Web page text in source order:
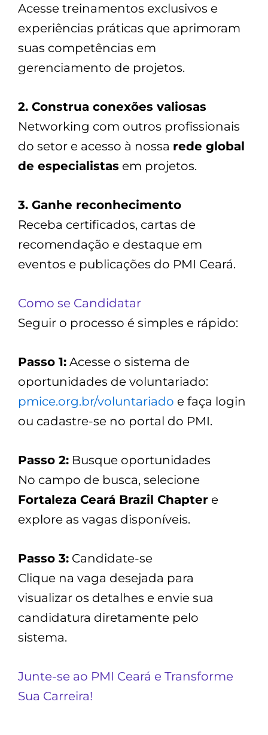
Acesse treinamentos exclusivos e
experiências práticas que aprimoram
suas competências em
gerenciamento de projetos.
2. Construa conexões valiosas
Networking com outros profissionais
do setor e acesso à nossa rede global
de especialistas em projetos.
3. Ganhe reconhecimento
Receba certificados, cartas de
recomendação e destaque em
eventos e publicações do PMI Ceará.
Como se Candidatar
Seguir o processo é simples e rápido:
Passo 1: Acesse o sistema de
oportunidades de voluntariado:
pmice.org.br/voluntariado e faça login
ou cadastre-se no portal do PMI.
Passo 2: Busque oportunidades
No campo de busca, selecione
Fortaleza Ceará Brazil Chapter e
explore as vagas disponíveis.
Passo 3: Candidate-se
Clique na vaga desejada para
visualizar os detalhes e envie sua
candidatura diretamente pelo
sistema.
Junte-se ao PMI Ceará e Transforme
Sua Carreira!